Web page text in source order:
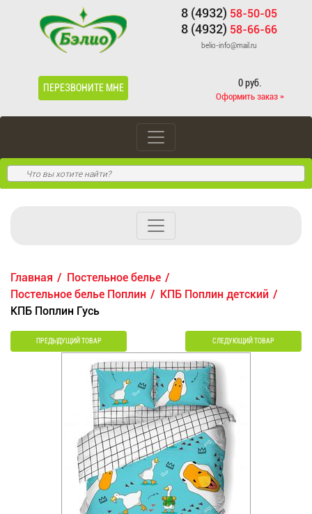
8 (4932) 58-50-05
8 (4932) 58-66-66
belio-info@mail.ru
ПЕРЕЗВОНИТЕ МНЕ 0 руб.
Оформить заказ »
Главная
Постельное белье
Постельное белье Поплин
КПБ Поплин детский
КПБ Поплин Гусь
ПРЕДЫДУЩИЙ ТОВАР СЛЕДУЮЩИЙ ТОВАР